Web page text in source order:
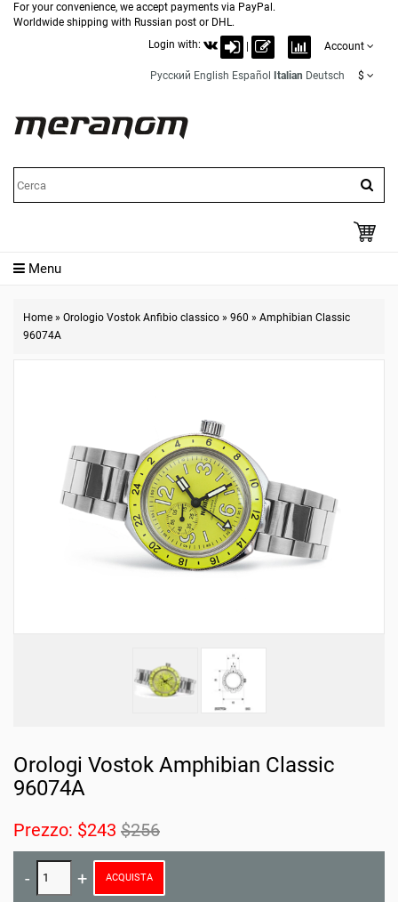
For your convenience, we accept payments via PayPal.
Worldwide shipping with Russian post or DHL.
Login with:
Account
Русский English Español Italian Deutsch $
Menu
Home » Orologio Vostok Anfibio classico » 960 » Amphibian Classic
96074A
Orologi Vostok Amphibian Classic
96074A
Prezzo: $243 $256
ACQUISTA